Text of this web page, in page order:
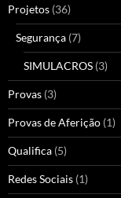
Projetos (36)
Segurança (7)
SIMULACROS (3)
Provas (3)
Provas de Aferição (1)
Qualifica (5)
Redes Sociais (1)